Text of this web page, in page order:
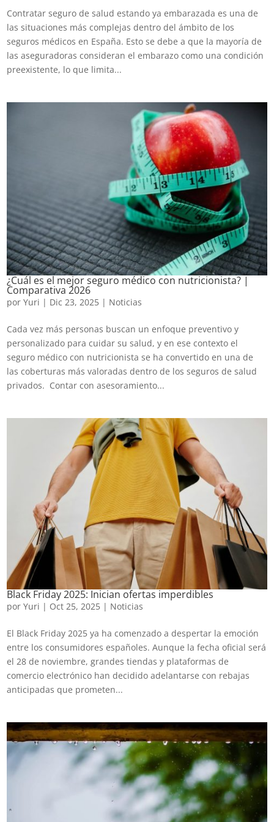
Contratar seguro de salud estando ya embarazada es una de
las situaciones más complejas dentro del ámbito de los
seguros médicos en España. Esto se debe a que la mayoría de
las aseguradoras consideran el embarazo como una condición
preexistente, lo que limita...
¿Cuál es el mejor seguro médico con nutricionista? |
Comparativa 2026
porYuri | Dic 23, 2025 | Noticias
Cada vez más personas buscan un enfoque preventivo y
personalizado para cuidar su salud, y en ese contexto el
seguro médico con nutricionista se ha convertido en una de
las coberturas más valoradas dentro de los seguros de salud
privados. Contar con asesoramiento...
Black Friday 2025: Inician ofertas imperdibles
porYuri | Oct 25, 2025 | Noticias
El Black Friday 2025 ya ha comenzado a despertar la emoción
entre los consumidores españoles. Aunque la fecha oficial será
el 28 de noviembre, grandes tiendas y plataformas de
comercio electrónico han decidido adelantarse con rebajas
anticipadas que prometen...